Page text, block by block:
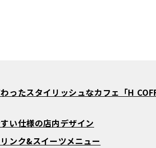
ったスタイリッシュなカフェ「H
い仕様の店内デザイン
ンク&スイーツメニュー